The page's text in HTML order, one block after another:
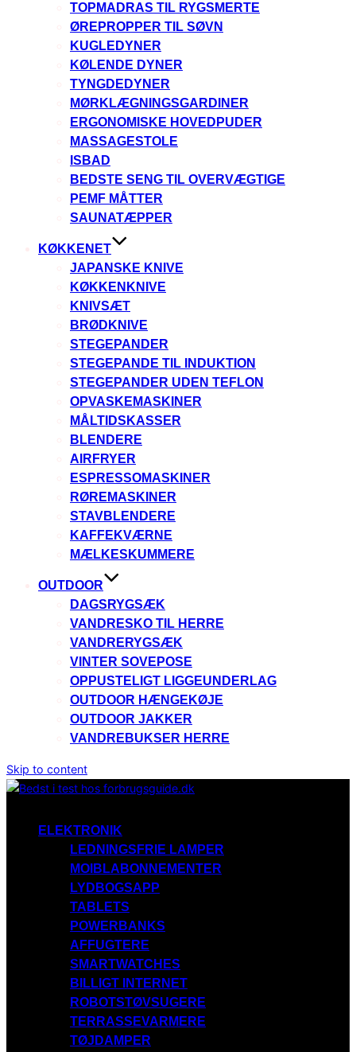
TOPMADRAS TIL RYGSMERTE
ØREPROPPER TIL SØVN
KUGLEDYNER
KØLENDE DYNER
TYNGDEDYNER
MØRKLÆGNINGSGARDINER
ERGONOMISKE HOVEDPUDER
MASSAGESTOLE
ISBAD
BEDSTE SENG TIL OVERVÆGTIGE
PEMF MÅTTER
SAUNATÆPPER
KØKKENET
JAPANSKE KNIVE
KØKKENKNIVE
KNIVSÆT
BRØDKNIVE
STEGEPANDER
STEGEPANDE TIL INDUKTION
STEGEPANDER UDEN TEFLON
OPVASKEMASKINER
MÅLTIDSKASSER
BLENDERE
AIRFRYER
ESPRESSOMASKINER
RØREMASKINER
STAVBLENDERE
KAFFEKVÆRNE
MÆLKESKUMMERE
OUTDOOR
DAGSRYGSÆK
VANDRESKO TIL HERRE
VANDRERYGSÆK
VINTER SOVEPOSE
OPPUSTELIGT LIGGEUNDERLAG
OUTDOOR HÆNGEKØJE
OUTDOOR JAKKER
VANDREBUKSER HERRE
Skip to content
ELEKTRONIK
LEDNINGSFRIE LAMPER
MOIBLABONNEMENTER
LYDBOGSAPP
TABLETS
POWERBANKS
AFFUGTERE
SMARTWATCHES
BILLIGT INTERNET
ROBOTSTØVSUGERE
TERRASSEVARMERE
TØJDAMPER